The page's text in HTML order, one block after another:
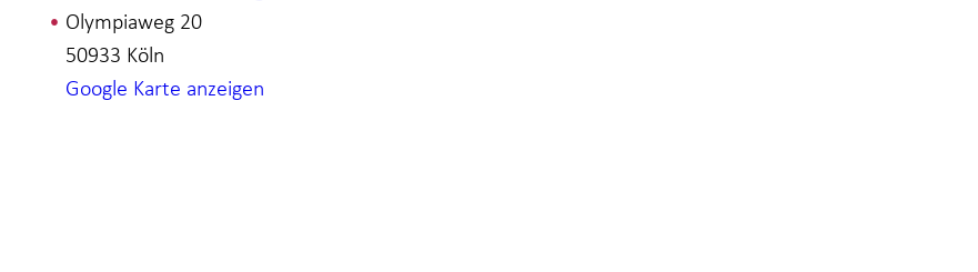
Olympiaweg 20
Köln
50933
Google Karte anzeigen